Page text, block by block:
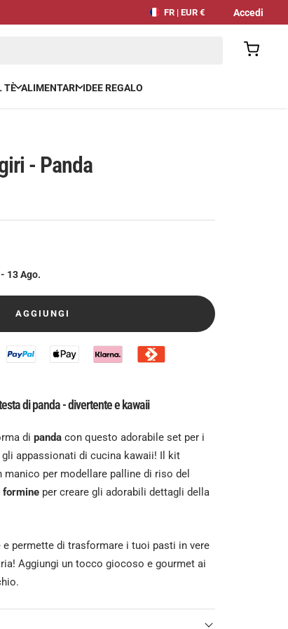
Accedi
FR | EUR €
TÈ ALIMENTARI IDEE REGALO
- Panda
13 Ago.
AGGIUNGI
di panda - divertente e kawaii
dipanda con questo adorabile set per i
gli appassionati di cucina kawaii! Il kit
per modellare palline di riso del
formine per creare gli adorabili dettagli della
permette di trasformare i tuoi pasti in vere
Aggiungi un tocco giocoso e gourmet ai